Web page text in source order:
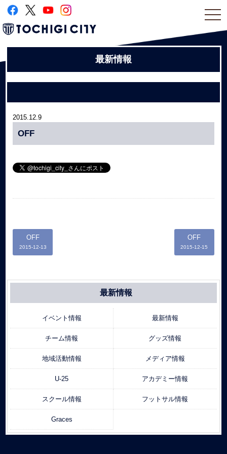
最新情報
2015.12.9
OFF
OFF
2015-12-13
OFF
2015-12-15
最新情報
イベント情報 最新情報
チーム情報 グッズ情報
地域活動情報 メディア情報
U-25 アカデミー情報
スクール情報 フットサル情報
Graces